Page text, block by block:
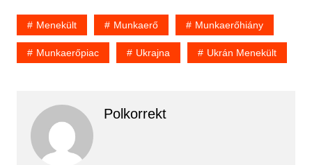
Menekült Munkaerő Munkaerőhiány
Munkaerőpiac Ukrajna Ukrán Menekült
Polkorrekt